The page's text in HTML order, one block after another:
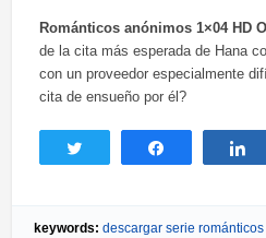
Románticos anónimos 1×04 HD
de la cita más esperada de Hana
con un proveedor especialmente
cita de ensueño por él?
Twittear Compartir
keywords: descargar serie